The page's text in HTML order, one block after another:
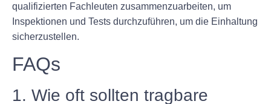
qualifizierten Fachleuten zusammenzuarbeiten, um
Inspektionen und Tests durchzuführen, um die Einhaltung
sicherzustellen.
FAQs
1. Wie oft sollten tragbare